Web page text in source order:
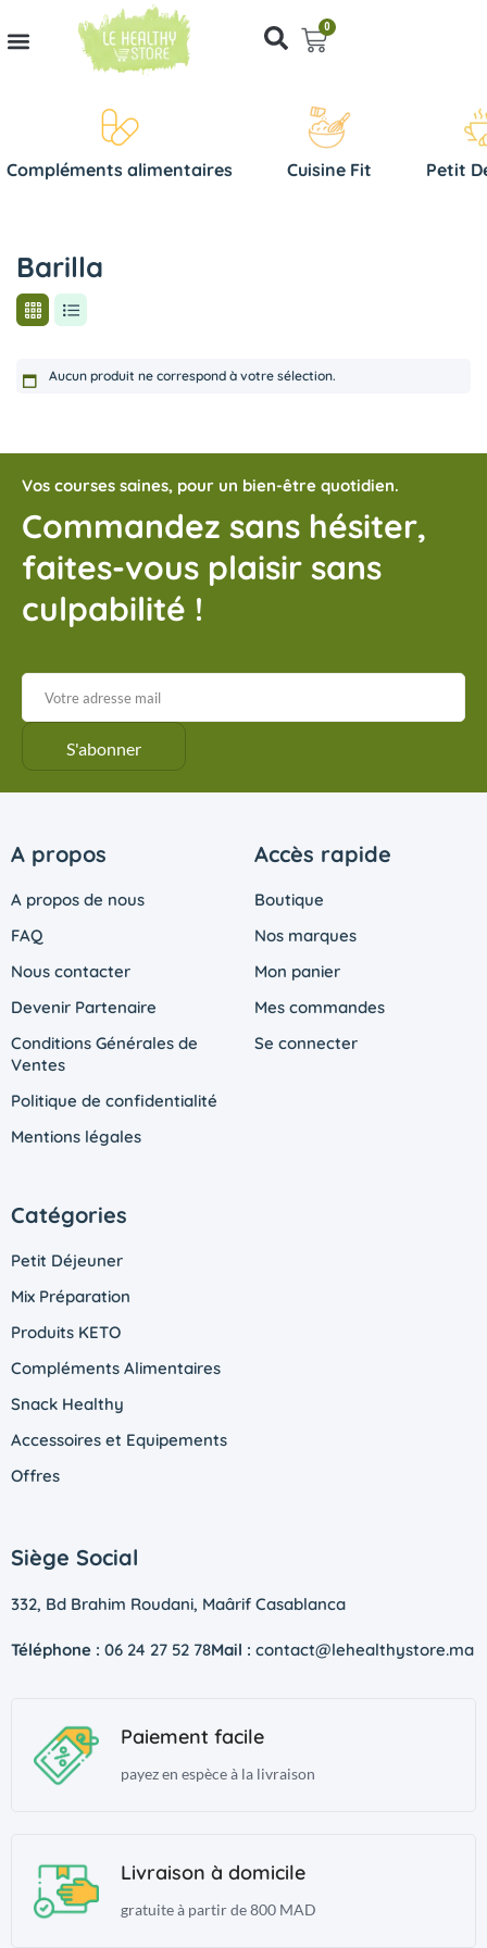
0
Compléments alimentaires Cuisine Fit Petit
Barilla
Aucun produit ne correspond à votre sélection.
Vos courses saines, pour un bien-être quotidien.
Commandez sans hésiter,
faites-vous plaisir sans
culpabilité !
A propos
A propos de nous
FAQ
Nous contacter
Devenir Partenaire
Conditions Générales de
Ventes
Politique de confidentialité
Mentions légales
Accès rapide
Boutique
Nos marques
Mon panier
Mes commandes
Se connecter
Catégories
Petit Déjeuner
Mix Préparation
Produits KETO
Compléments Alimentaires
Snack Healthy
Accessoires et Equipements
Offres
Siège Social
332, Bd Brahim Roudani, Maârif Casablanca
Téléphone : 06 24 27 52 78Mail : contact@lehealthystore.ma
Paiement facile
payez en espèce à la livraison
Livraison à domicile
gratuite à partir de 800 MAD